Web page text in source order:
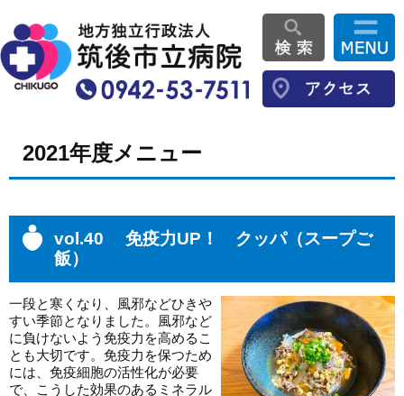
2021年度メニュー
vol.40 免疫力UP！ クッパ（スープご
飯）
一段と寒くなり、風邪などひきや
すい季節となりました。風邪など
に負けないよう免疫力を高めるこ
とも大切です。免疫力を保つため
には、免疫細胞の活性化が必要
で、こうした効果のあるミネラル